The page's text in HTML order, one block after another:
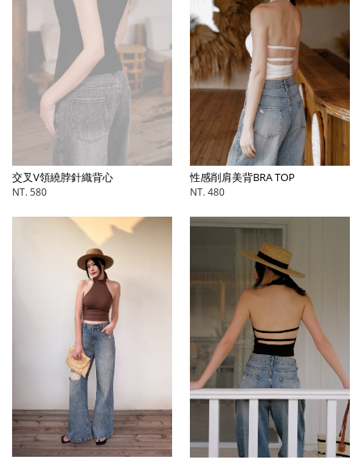
交叉V領繞脖針織背心
NT. 580
性感削肩美背BRA TOP
NT. 480